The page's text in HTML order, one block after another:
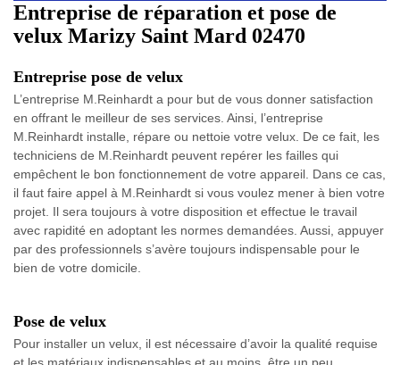
Entreprise de réparation et pose de
velux Marizy Saint Mard 02470
Entreprise pose de velux
L’entreprise M.Reinhardt a pour but de vous donner satisfaction
en offrant le meilleur de ses services. Ainsi, l’entreprise
M.Reinhardt installe, répare ou nettoie votre velux. De ce fait, les
techniciens de M.Reinhardt peuvent repérer les failles qui
empêchent le bon fonctionnement de votre appareil. Dans ce cas,
il faut faire appel à M.Reinhardt si vous voulez mener à bien votre
projet. Il sera toujours à votre disposition et effectue le travail
avec rapidité en adoptant les normes demandées. Aussi, appuyer
par des professionnels s’avère toujours indispensable pour le
bien de votre domicile.
Pose de velux
Pour installer un velux, il est nécessaire d’avoir la qualité requise